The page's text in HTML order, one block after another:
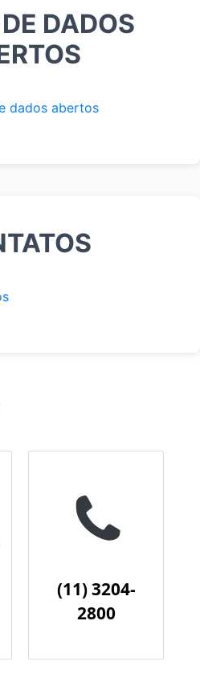
DADOS
dados abertos
(11) 3204-
2800